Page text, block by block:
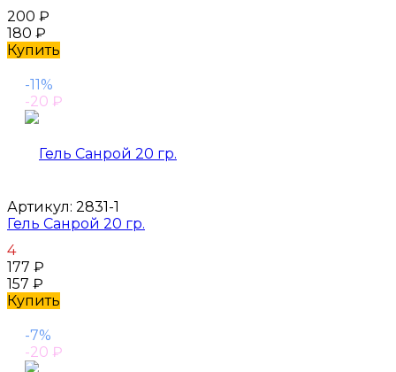
200 ₽
180 ₽
Купить
-11%
-20 ₽
Артикул: 2831-1
Гель Санрой 20 гр.
4
177 ₽
157 ₽
Купить
-7%
-20 ₽